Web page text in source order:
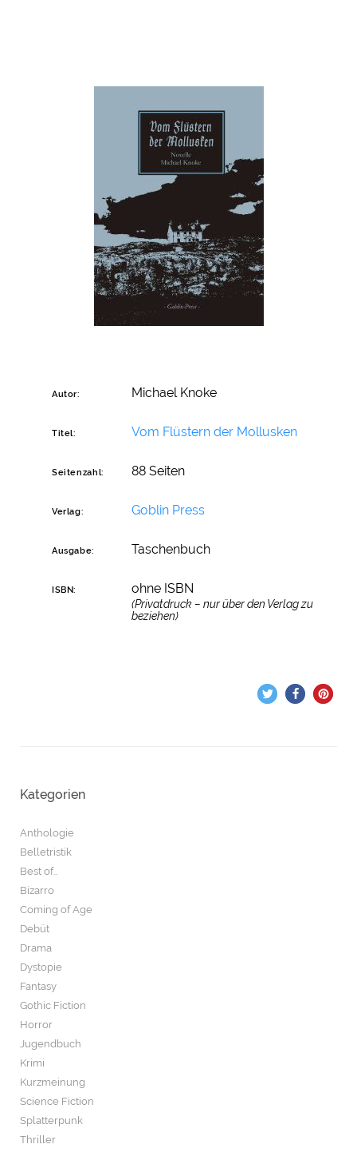
Autor: Michael Knoke
Titel: Vom Flüstern der Mollusken
Seitenzahl: 88 Seiten
Verlag: Goblin Press
Ausgabe: Taschenbuch
ISBN: ohne ISBN
(Privatdruck – nur über den Verlag zu
beziehen)
Kategorien
Anthologie
Belletristik
Best of…
Bizarro
Coming of Age
Debüt
Drama
Dystopie
Fantasy
Gothic Fiction
Horror
Jugendbuch
Krimi
Kurzmeinung
Science Fiction
Splatterpunk
Thriller